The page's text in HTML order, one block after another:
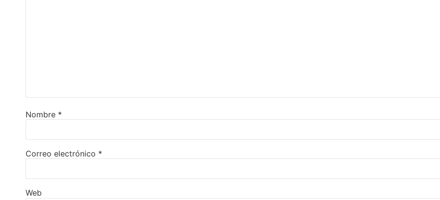
Nombre *
Correo electrónico *
Web